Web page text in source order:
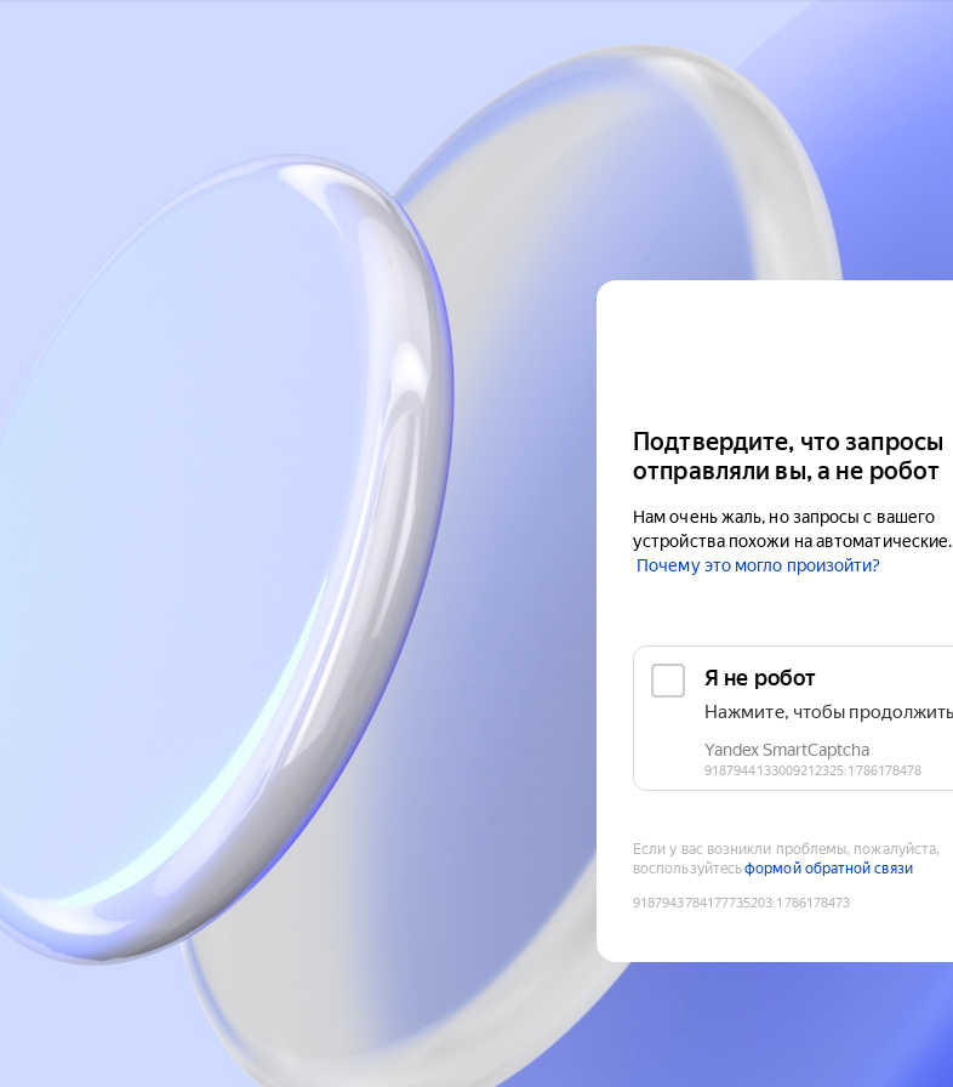
Подтвердите, что запросы
отправляли вы, а не робот
Нам очень жаль, но запросы с вашего
устройства похожи на автоматические.
Почему это могло произойти?
Если у вас возникли проблемы, пожалуйста,
воспользуйтесьформой обратной связи
9187943784177735203:1786178473